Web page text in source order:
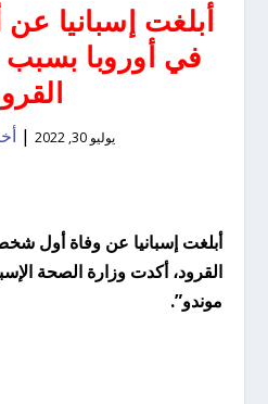
أبلغت إسبانيا
في أوروبا
يوليو 30, 2022 |
أبلغت إسبانيا عن وفاة أول
القرود، أكدت وزارة الصحة
موندو”.